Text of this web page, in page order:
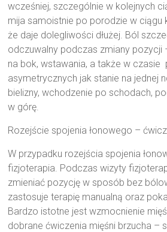
wcześniej, szczególnie w kolejnych
mija samoistnie po porodzie w ciągu
że daje dolegliwości dłużej. Ból
odczuwalny podczas zmiany pozycji
na bok, wstawania, a także w czasie
asymetrycznych jak stanie na jednej
bielizny, wchodzenie po schodach,
w górę.
Rozejście spojenia łonowego –
W przypadku rozejścia spojenia
fizjoterapia. Podczas wizyty
zmieniać pozycję w sposób bez
zastosuje terapię manualną oraz
Bardzo istotne jest wzmocnienie
dobrane ćwiczenia mięśni brzucha –